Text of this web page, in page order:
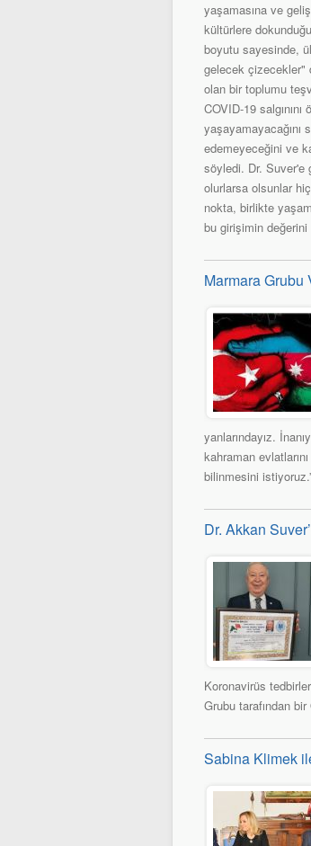
yaşamasına ve
kültürlere
boyutu sayesinde,
gelecek çizecekler"
olan bir toplumu
COVID-19
edemeyeceğini ve
söyledi. Dr. Suver'e
olurlarsa olsunlar
nokta, birlikte
bu girişimin
Marmara Grubu
yanlarındayız.
kahraman
bilinmesini
Dr. Akkan
Koronavirüs
Grubu tarafından
Sabina Klimek